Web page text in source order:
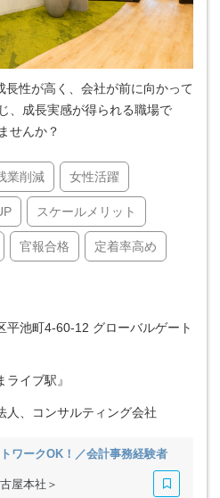
性が高く、会社が前に向かって
、成長実感が得られる職場で
せんか？
業削減 女性活躍
スケールメリット
官報合格 定着率高め
平池町4-60-12 グローバルゲート
イブ駅』
人、コンサルティング会社
ワークOK！／会計事務経験者
屋本社＞